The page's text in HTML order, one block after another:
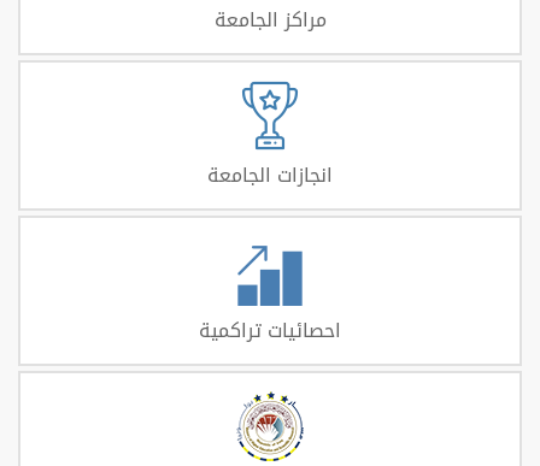
مراكز الجامعة
انجازات الجامعة
احصائيات تراكمية